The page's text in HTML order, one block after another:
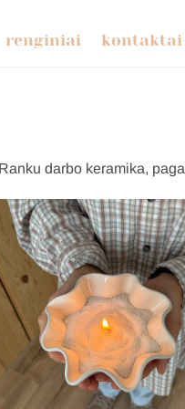
renginiai kontaktai
darbo keramika,